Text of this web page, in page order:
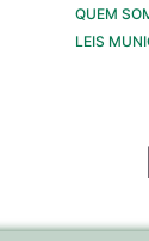
QUEM
LEIS